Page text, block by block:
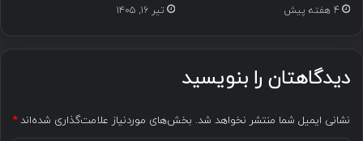
4 هفته پیش تیر ۱۶, ۱۴۰۵
دیدگاهتان را بنویسید
نشانی ایمیل شما منتشر نخواهد شد. بخش‌های موردنیاز علامت‌گذاری شده‌اند*